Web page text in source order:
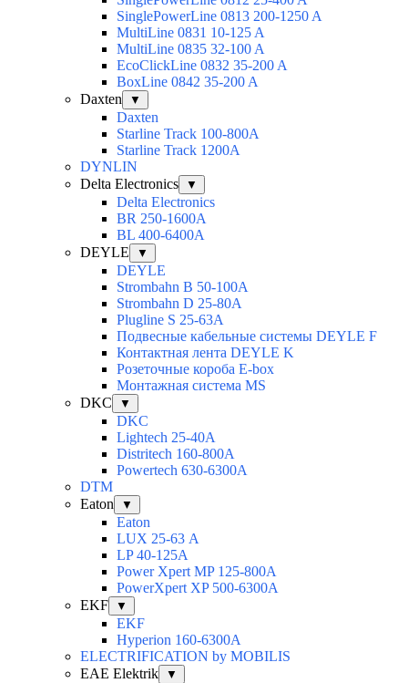
SinglePowerLine 0813 200-1250 A
MultiLine 0831 10-125 A
MultiLine 0835 32-100 A
EcoClickLine 0832 35-200 A
BoxLine 0842 35-200 A
Daxten
▼
Daxten
Starline Track 100-800А
Starline Track 1200А
DYNLIN
Delta Electronics
▼
Delta Electronics
BR 250-1600A
BL 400-6400A
DEYLE
▼
DEYLE
Strombahn B 50-100A
Strombahn D 25-80A
Plugline S 25-63A
Подвесные кабельные системы DEYLE F
Контактная лента DEYLE K
Розеточные короба E-box
Монтажная система MS
DKC
▼
DKC
Lightech 25-40А
Distritech 160-800А
Powertech 630-6300А
DTM
Eaton
▼
Eaton
LUX 25-63 А
LP 40-125A
Power Xpert MP 125-800A
PowerXpert XP 500-6300A
EKF
▼
EKF
Hyperion 160-6300А
ELECTRIFICATION by MOBILIS
EAE Elektrik
▼